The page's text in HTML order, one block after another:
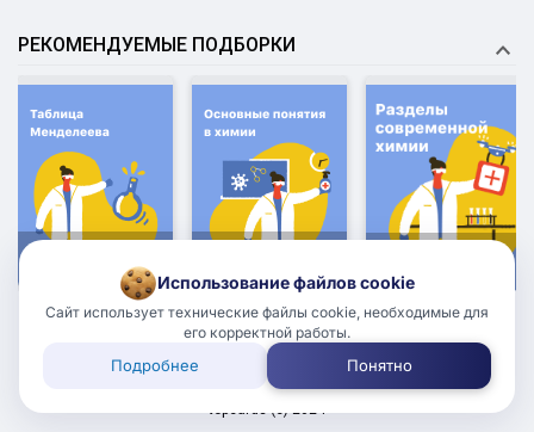
РЕКОМЕНДУЕМЫЕ ПОДБОРКИ
Использование файлов cookie
Сайт использует технические файлы cookie, необходимые для
его корректной работы.
Подробнее Понятно
18+
Пользовательское соглашение
topcards (с) 2024